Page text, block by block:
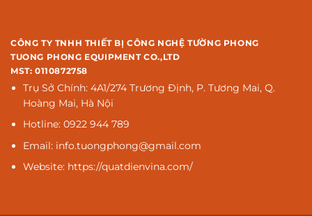
CÔNG TY TNHH THIẾT BỊ CÔNG NGHỆ TƯỜNG PHONG
TUONG PHONG EQUIPMENT CO.,LTD
MST: 0110872758
Trụ Sở Chính: 4A1/274 Trương Định, P. Tương Mai, Q.
Hoàng Mai, Hà Nội
Hotline: 0922 944 789
Email: info.tuongphong@gmail.com
Website: https://quatdienvina.com/